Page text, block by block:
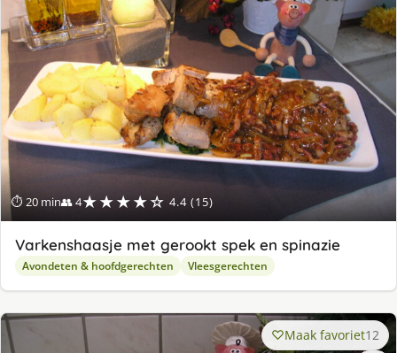
⏱ 20 min👥 4★★★★☆ 4.4 (15)
Varkenshaasje met gerookt spek en spinazie
Avondeten & hoofdgerechten Vleesgerechten
Maak favoriet12